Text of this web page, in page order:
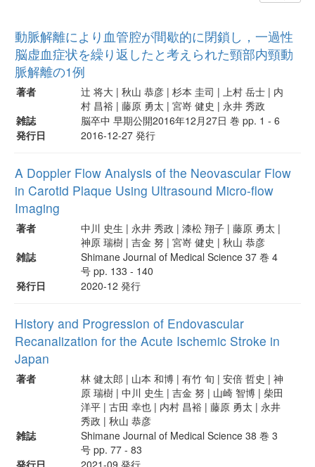
動脈解離により血管腔が間歇的に閉鎖し，一過性
脳虚血症状を繰り返したと考えられた頸部内頸動
脈解離の1例
著者
辻 将大 | 秋山 恭彦 | 杉本 圭司 | 上村 岳士 | 内
村 昌裕 | 藤原 勇太 | 宮嵜 健史 | 永井 秀政
雑誌
脳卒中 早期公開2016年12月27日 巻 pp. 1 - 6
発行日
2016-12-27 発行
A Doppler Flow Analysis of the Neovascular Flow
in Carotid Plaque Using Ultrasound Micro-flow
Imaging
著者
中川 史生 | 永井 秀政 | 漆松 翔子 | 藤原 勇太 |
神原 瑞樹 | 吉金 努 | 宮嵜 健史 | 秋山 恭彦
雑誌
Shimane Journal of Medical Science 37 巻 4
号 pp. 133 - 140
発行日
2020-12 発行
History and Progression of Endovascular
Recanalization for the Acute Ischemic Stroke in
Japan
著者
林 健太郎 | 山本 和博 | 有竹 旬 | 安倍 哲史 | 神
原 瑞樹 | 中川 史生 | 吉金 努 | 山崎 智博 | 柴田
洋平 | 古田 幸也 | 内村 昌裕 | 藤原 勇太 | 永井
秀政 | 秋山 恭彦
雑誌
Shimane Journal of Medical Science 38 巻 3
号 pp. 77 - 83
発行日
2021-09 発行